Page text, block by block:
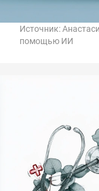
Источник:
помощью ИИ